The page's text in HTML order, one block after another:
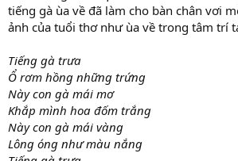
tiếng gà ùa về đã làm cho bàn chân vơi
ảnh của tuổi thơ như ùa về trong tâm trí
Tiếng gà trưa
Ổ rơm hồng những trứng
Này con gà mái mơ
Khắp mình hoa đốm trắng
Này con gà mái vàng
Lông óng như màu nắng